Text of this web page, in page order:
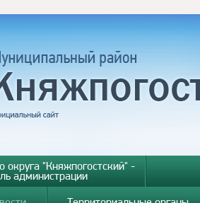
округа "Княжпогостский" -
администрации